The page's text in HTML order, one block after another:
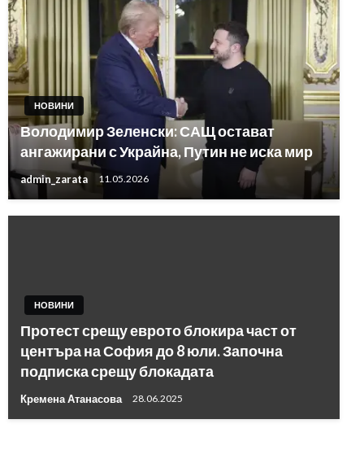
НОВИНИ
Володимир Зеленски: САЩ остават
ангажирани с Украйна, Путин не иска мир
admin_zarata 11.05.2026
НОВИНИ
Протест срещу еврото блокира част от
центъра на София до 8 юли. Започна
подписка срещу блокадата
Кремена Атанасова 28.06.2025